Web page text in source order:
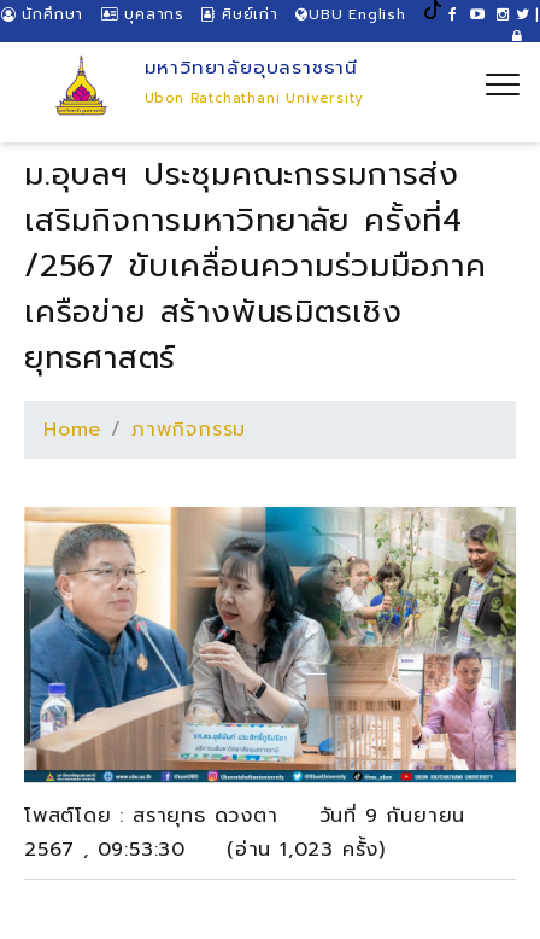
นักศึกษา บุคลากร ศิษย์เก่า UBU English |
มหาวิทยาลัยอุบลราชธานี
Ubon Ratchathani University
ม.อุบลฯ ประชุมคณะกรรมการส่ง
เสริมกิจการมหาวิทยาลัย ครั้งที่4
/2567 ขับเคลื่อนความร่วมมือภาค
เครือข่าย สร้างพันธมิตรเชิง
ยุทธศาสตร์
Home ภาพกิจกรรม
โพสต์โดย : สรายุทธ ดวงตา วันที่ 9 กันยายน
2567 , 09:53:30 (อ่าน 1,023 ครั้ง)